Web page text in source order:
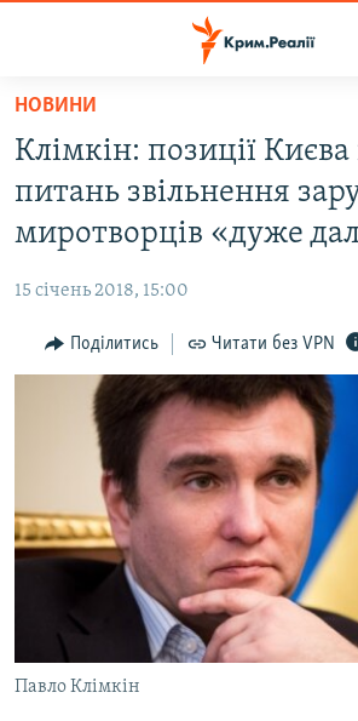
Перейти
основного
матеріалу
до
основної
Перейти
до
БЛОГИ
ПОГЛЯД
ІНТЕРВ'Ю
ВСЕ ЗА ДЕНЬ
СПЕЦПРОЕКТИ
ДЕПОРТАЦІЯ
ВІДЕОУРОКИ «ELIFBE»
СВІДЧЕННЯ ОКУПАЦІЇ
УКРАЇНСЬКА ПРОБЛЕМА КРИМУ
ІНФОГРАФІКА
ЯК ОБІЙТИ БЛОКУВАННЯ
Qırımtatar
ДОЛУЧАЙСЯ!
НОВИНИ
Клімкін: позиції
питань звільнення
миротворців «дуже
15 січень 2018, 15:00
Поділитись Читати без VPN
Павло Клімкін